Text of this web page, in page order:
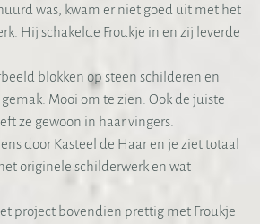
was, kwam er niet goed uit met het
Hij schakelde Froukje in en zij leverde
blokken op steen schilderen en
Mooi om te zien. Ook de juiste
ze gewoon in haar vingers.
door Kasteel de Haar en je ziet totaal
originele schilderwerk en wat
project bovendien prettig met Froukje